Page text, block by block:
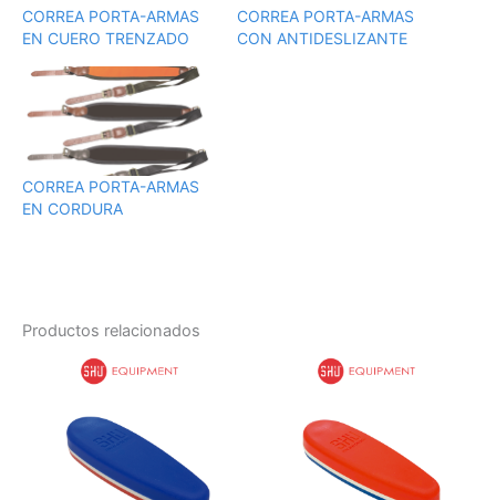
CORREA PORTA-ARMAS
EN CUERO TRENZADO
CORREA PORTA-ARMAS
CON ANTIDESLIZANTE
CORREA PORTA-ARMAS
EN CORDURA
Productos relacionados